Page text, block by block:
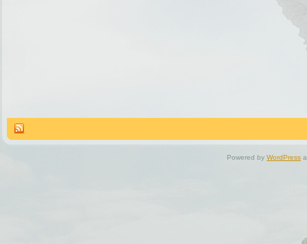
Powered by WordPress